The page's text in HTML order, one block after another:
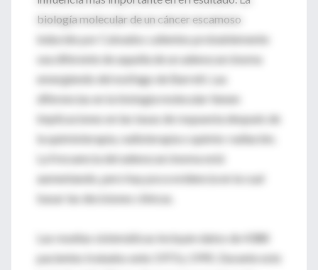
biología molecular de un cáncer escamoso
inducido por Calvados calientes probablemente
sea diferente de aquella de un adenocarcinoma
emergiendo del esófago de Barrett. Las
diferencias en la biología molecular tienen
implicaciones en las tasas de respuesta después de
la quimioterapia, radioterapia o quimio-radiación.
La frecuencia del adenocarcinoma está
aumentando, pero hay poca evidencia en la cual
basar las decisiones clínicas.
Las reseñas sistemáticas incluyen datos de 4388
pacientes tratados ente 1973 y 1995. Durante este